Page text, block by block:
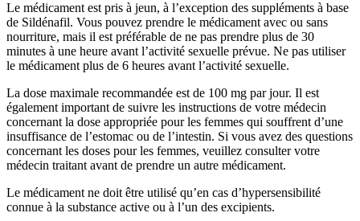
Le médicament est pris à jeun, à l’exception des suppléments à base
de Sildénafil. Vous pouvez prendre le médicament avec ou sans
nourriture, mais il est préférable de ne pas prendre plus de 30
minutes à une heure avant l’activité sexuelle prévue. Ne pas utiliser
le médicament plus de 6 heures avant l’activité sexuelle.
La dose maximale recommandée est de 100 mg par jour. Il est
également important de suivre les instructions de votre médecin
concernant la dose appropriée pour les femmes qui souffrent d’une
insuffisance de l’estomac ou de l’intestin. Si vous avez des questions
concernant les doses pour les femmes, veuillez consulter votre
médecin traitant avant de prendre un autre médicament.
Le médicament ne doit être utilisé qu’en cas d’hypersensibilité
connue à la substance active ou à l’un des excipients.